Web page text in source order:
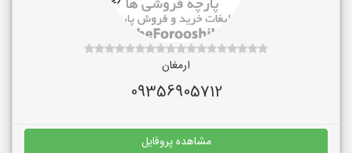
ارمغان
09356905712
مشاهده پروفایل